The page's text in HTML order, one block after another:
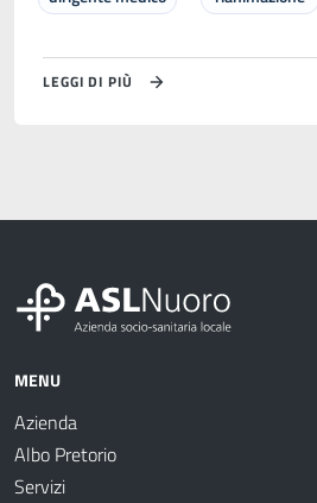
LEGGI DI PIÙ
MENU
Azienda
Albo Pretorio
Servizi